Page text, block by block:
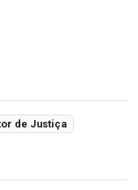
de Justiça